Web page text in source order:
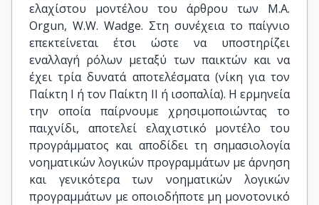
ελαχίστου μοντέλου του άρθρου των M.A.
Orgun, W.W. Wadge. Στη συνέχεια το παίγνιο
επεκτείνεται έτσι ώστε να υποστηρίζει
εναλλαγή ρόλων μεταξύ των παικτών και να
έχει τρία δυνατά αποτελέσματα (νίκη για τον
Παίκτη Ι ή τον Παίκτη ΙΙ ή ισοπαλία). Η ερμηνεία
την οποία παίρνουμε χρησιμοποιώντας το
παιχνίδι, αποτελεί ελαχιστικό μοντέλο του
προγράμματος και αποδίδει τη σημασιολογία
νοηματικών λογικών προγραμμάτων με άρνηση
και γενικότερα των νοηματικών λογικών
προγραμμάτων με οποιoδήποτε μη μονοτονικό